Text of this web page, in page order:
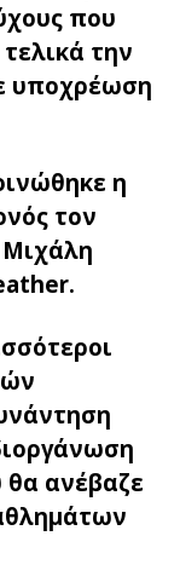
που
την
υποχρέωση
η
τον
Μιχάλη
θα ανέβαζε